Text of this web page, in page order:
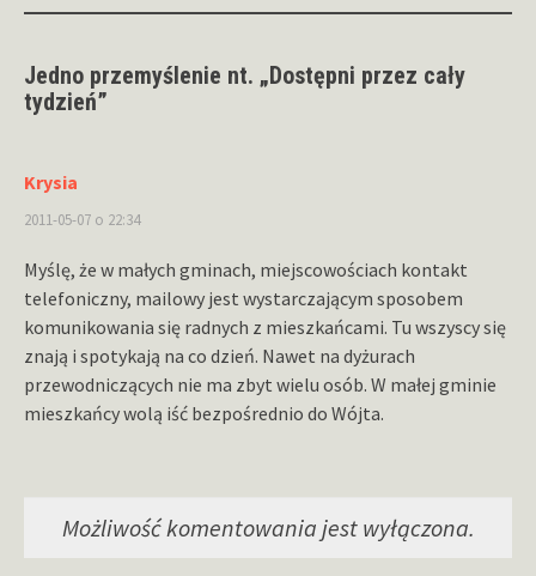
Jedno przemyślenie nt. „Dostępni przez cały
tydzień”
Krysia
2011-05-07 o 22:34
Myślę, że w małych gminach, miejscowościach kontakt
telefoniczny, mailowy jest wystarczającym sposobem
komunikowania się radnych z mieszkańcami. Tu wszyscy się
znają i spotykają na co dzień. Nawet na dyżurach
przewodniczących nie ma zbyt wielu osób. W małej gminie
mieszkańcy wolą iść bezpośrednio do Wójta.
Możliwość komentowania jest wyłączona.